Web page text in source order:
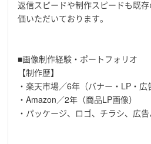
返信スピードや制作スピードも既
価いただいております。
■画像制作経験・ポートフォリオ
【制作歴】
・楽天市場／6年（バナー・LP・広
・Amazon／2年（商品LP画像）
・パッケージ、ロゴ、チラシ、広